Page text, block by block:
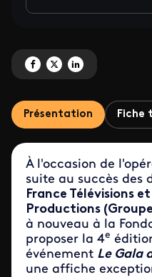
Partagez 'Le Gala des Pièces
Partagez 'Le Gala des
Partagez 'Le Gala des
Présentation Fiche
À l'occasion de
suite au succès des
France Télévisions
Productions
à nouveau à la
proposer la 4e
événement Le Gala
une affiche